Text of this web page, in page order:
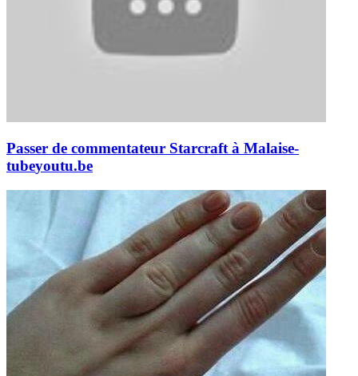
Passer de commentateur Starcraft à Malaise-
tubeyoutu.be